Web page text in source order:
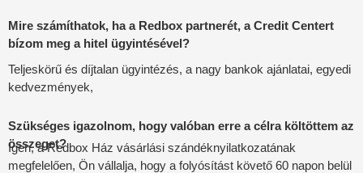
Mire számíthatok, ha a Redbox partnerét, a Credit Centert
bízom meg a hitel ügyintésével?
Teljeskörű és díjtalan ügyintézés, a nagy bankok ajánlatai, egyedi
kedvezmények,
Szükséges igazolnom, hogy valóban erre a célra költöttem az
összeget?
Igen, a Redbox Ház vásárlási szándéknyilatkozatának
megfelelően, Ön vállalja, hogy a folyósítást követő 60 napon belül